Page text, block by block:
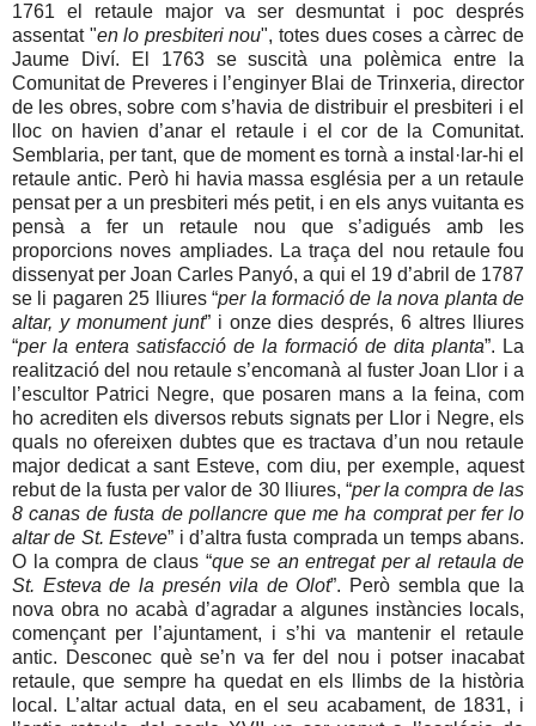
1761 el retaule major va ser desmuntat i poc després
assentat "en lo presbiteri nou", totes dues coses a càrrec de
Jaume Diví. El 1763 se suscità una polèmica entre la
Comunitat de Preveres i l’enginyer Blai de Trinxeria, director
de les obres, sobre com s’havia de distribuir el presbiteri i el
lloc on havien d’anar el retaule i el cor de la Comunitat.
Semblaria, per tant, que de moment es tornà a instal·lar-hi el
retaule antic. Però hi havia massa església per a un retaule
pensat per a un presbiteri més petit, i en els anys vuitanta es
pensà a fer un retaule nou que s’adigués amb les
proporcions noves ampliades. La traça del nou retaule fou
dissenyat per Joan Carles Panyó, a qui el 19 d’abril de 1787
se li pagaren 25 lliures “per la formació de la nova planta de
altar, y monument junt” i onze dies després, 6 altres lliures
“per la entera satisfacció de la formació de dita planta”. La
realització del nou retaule s’encomanà al fuster Joan Llor i a
l’escultor Patrici Negre, que posaren mans a la feina, com
ho acrediten els diversos rebuts signats per Llor i Negre, els
quals no ofereixen dubtes que es tractava d’un nou retaule
major dedicat a sant Esteve, com diu, per exemple, aquest
rebut de la fusta per valor de 30 lliures, “per la compra de las
8 canas de fusta de pollancre que me ha comprat per fer lo
altar de St. Esteve” i d’altra fusta comprada un temps abans.
O la compra de claus “que se an entregat per al retaula de
St. Esteva de la presén vila de Olot”. Però sembla que la
nova obra no acabà d’agradar a algunes instàncies locals,
començant per l’ajuntament, i s’hi va mantenir el retaule
antic. Desconec què se’n va fer del nou i potser inacabat
retaule, que sempre ha quedat en els llimbs de la història
local. L’altar actual data, en el seu acabament, de 1831, i